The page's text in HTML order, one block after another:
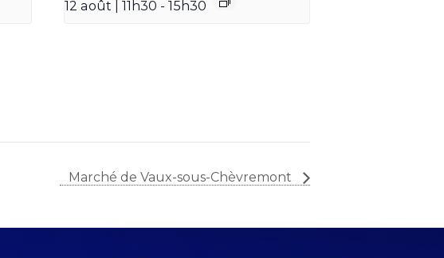
12 août | 11h30 - 15h30
Marché de Vaux-sous-Chèvremont